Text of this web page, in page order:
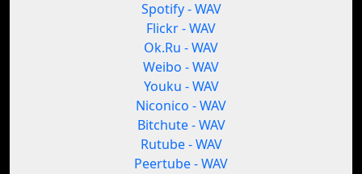
Spotify - WAV
Flickr - WAV
Ok.Ru - WAV
Weibo - WAV
Youku - WAV
Niconico - WAV
Bitchute - WAV
Rutube - WAV
Peertube - WAV